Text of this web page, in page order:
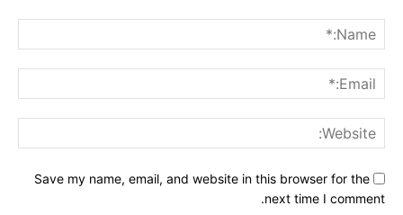
Save my name, email, and website in this browser for the
next time I comment.